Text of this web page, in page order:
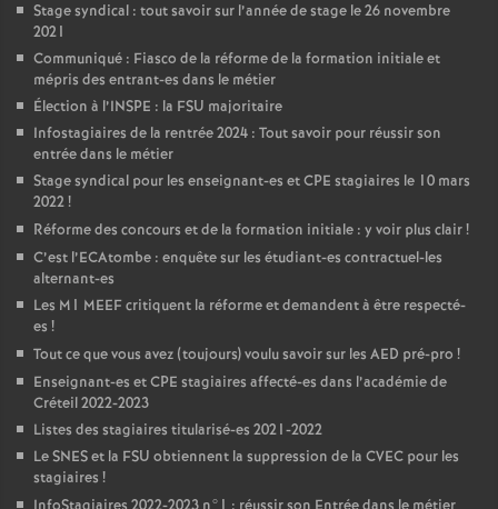
Stage syndical : tout savoir sur l’année de stage le 26 novembre
2021
Communiqué : Fiasco de la réforme de la formation initiale et
mépris des entrant-es dans le métier
Élection à l’INSPE : la FSU majoritaire
Infostagiaires de la rentrée 2024 : Tout savoir pour réussir son
entrée dans le métier
Stage syndical pour les enseignant-es etCPE stagiaires le 10 mars
2022!
Réforme des concours et de la formation initiale : y voir plus clair!
C’est l’ECAtombe : enquête sur les étudiant-es contractuel-les
alternant-es
Les M1 MEEFcritiquent la réforme et demandent à être respecté-
es !
Tout ce que vous avez (toujours) voulu savoir sur les AED pré-pro !
Enseignant-es etCPE stagiaires affecté-es dans l’académie de
Créteil 2022-2023
Listes des stagiaires titularisé-es 2021-2022
LeSNESet la FSU obtiennent la suppression de la CVEC pour les
stagiaires !